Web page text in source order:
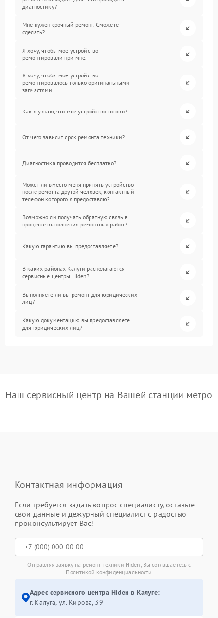
диагностику?
Мне нужен срочный ремонт. Сможете
сделать?
Я хочу, чтобы мое устройство
ремонтировали при мне.
Я хочу, чтобы мое устройство
ремонтировалось только оригинальными
запчастями.
Как я узнаю, что мое устройство готово?
От чего зависит срок ремонта техники?
Диагностика проводится бесплатно?
Может ли вместо меня принять устройство
после ремонта другой человек, контактный
телефон которого я предоставлю?
Возможно ли получать обратную связь в
процессе выполнения ремонтных работ?
Какую гарантию вы предоставляете?
В каких районах Калуги располагаются
сервисные центры Hiden?
Выполняете ли вы ремонт для юридических
лиц?
Какую документацию вы предоставляете
для юридических лиц?
Наш сервисный центр на Вашей станции метро
Контактная информация
Если требуется задать вопрос специалисту, оставьте
свои данные и дежурный специалист с радостью
проконсультирует Вас!
Отправляя заявку на ремонт техники Hiden, Вы соглашаетесь с
Политикой конфиденциальности
Адрес сервисного центра Hiden в Калуге:
г. Калуга, ул. Кирова, 39